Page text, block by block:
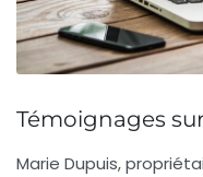
Témoignages
Marie Dupuis,